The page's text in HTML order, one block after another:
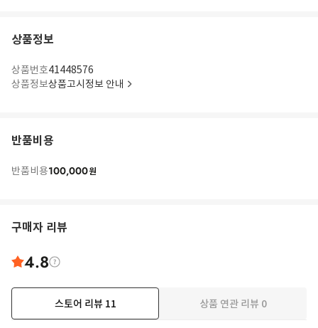
상품정보
상품번호41448576
상품정보상품고시정보 안내
반품비용
반품비용100,000원
구매자 리뷰
4.8
스토어 리뷰 11 상품 연관 리뷰 0